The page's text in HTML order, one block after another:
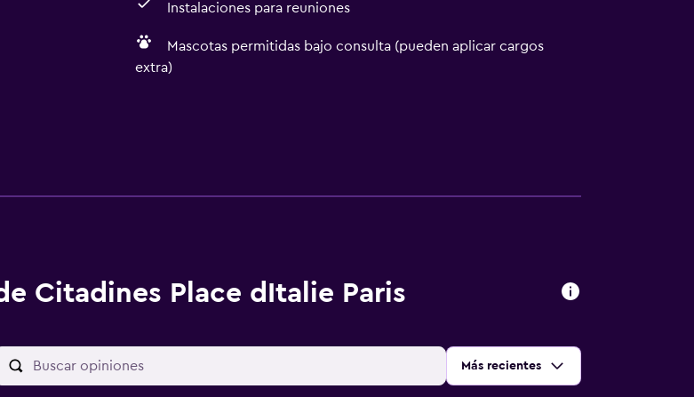
Instalaciones para reuniones
Mascotas permitidas bajo consulta (pueden aplicar cargos
extra)
Citadines Place dItalie Paris
Ordenar por:
Más recientes